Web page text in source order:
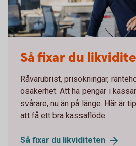
Så fixar du
Råvarubrist, prisökningar,
osäkerhet. Att ha pengar i
svårare, nu än på länge. Här är
att få ett bra kassaflöde.
Så fixar du likviditeten